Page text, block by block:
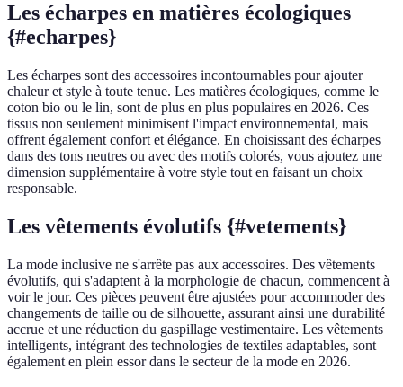
Les écharpes en matières écologiques
{#echarpes}
Les écharpes sont des accessoires incontournables pour ajouter
chaleur et style à toute tenue. Les matières écologiques, comme le
coton bio ou le lin, sont de plus en plus populaires en 2026. Ces
tissus non seulement minimisent l'impact environnemental, mais
offrent également confort et élégance. En choisissant des écharpes
dans des tons neutres ou avec des motifs colorés, vous ajoutez une
dimension supplémentaire à votre style tout en faisant un choix
responsable.
Les vêtements évolutifs {#vetements}
La mode inclusive ne s'arrête pas aux accessoires. Des vêtements
évolutifs, qui s'adaptent à la morphologie de chacun, commencent à
voir le jour. Ces pièces peuvent être ajustées pour accommoder des
changements de taille ou de silhouette, assurant ainsi une durabilité
accrue et une réduction du gaspillage vestimentaire. Les vêtements
intelligents, intégrant des technologies de textiles adaptables, sont
également en plein essor dans le secteur de la mode en 2026.